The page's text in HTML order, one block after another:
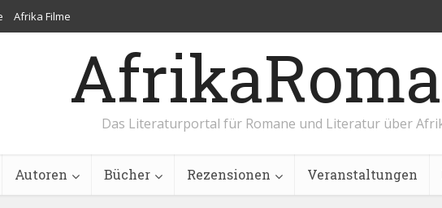
Afrika Filme
Das Literaturportal für Romane und Literatur über
Autoren Bücher Rezensionen Veranstaltungen